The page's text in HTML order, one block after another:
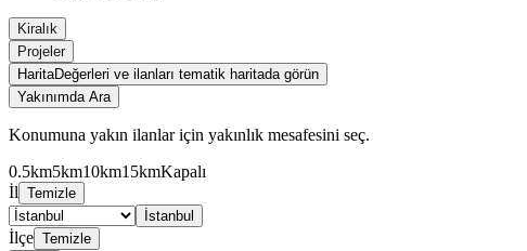
Kiralık
Projeler
HaritaDeğerleri ve ilanları tematik haritada görün
Yakınımda Ara
Konumuna yakın ilanlar için yakınlık mesafesini seç.
0.5km5km10km15kmKapalı
İl Temizle
İstanbul
İlçe Temizle